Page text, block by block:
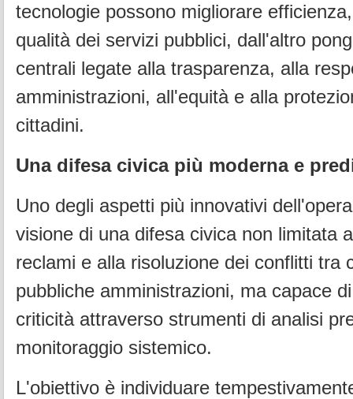
tecnologie possono migliorare
qualità dei servizi pubblici, dall'altro
centrali legate alla trasparenza, alla
amministrazioni, all'equità e alla
cittadini.
Una difesa civica più moderna e
Uno degli aspetti più innovativi
visione di una difesa civica non limitata
reclami e alla risoluzione dei conflitti tra
pubbliche amministrazioni, ma capace
criticità attraverso strumenti di analisi
monitoraggio sistemico.
L'obiettivo è individuare